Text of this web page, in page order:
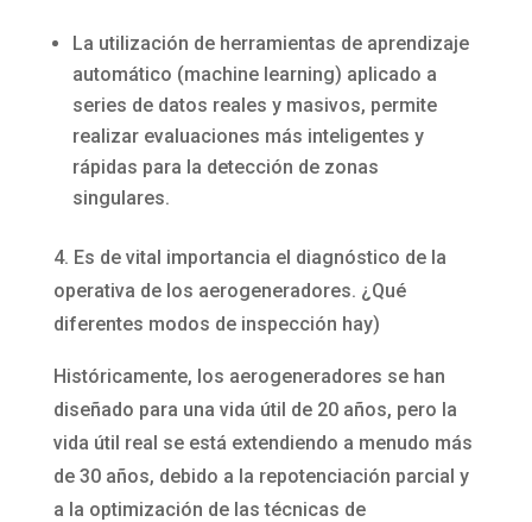
La utilización de herramientas de aprendizaje
automático (machine learning) aplicado a
series de datos reales y masivos, permite
realizar evaluaciones más inteligentes y
rápidas para la detección de zonas
singulares.
4. Es de vital importancia el diagnóstico de la
operativa de los aerogeneradores. ¿Qué
diferentes modos de inspección hay)
Históricamente, los aerogeneradores se han
diseñado para una vida útil de 20 años, pero la
vida útil real se está extendiendo a menudo más
de 30 años, debido a la repotenciación parcial y
a la optimización de las técnicas de